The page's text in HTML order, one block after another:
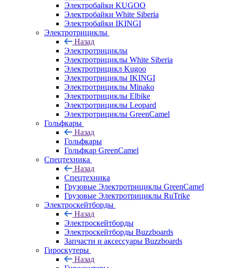
Электробайки KUGOO
Электробайки White Siberia
Электробайки IKINGI
Электротрициклы
Назад
Электротрициклы
Электротрициклы White Siberia
Электротрицикл Kugoo
Электротрициклы IKINGI
Электротрициклы Minako
Электротрициклы Elbike
Электротрициклы Leopard
Электротрициклы GreenCamel
Гольфкары
Назад
Гольфкары
Гольфкар GreenCamel
Спецтехника
Назад
Спецтехника
Грузовые Электротрициклы GreenCamel
Грузовые Электротрициклы RuTrike
Электроскейтборды
Назад
Электроскейтборды
Электроскейтборды Buzzboards
Запчасти и аксессуары Buzzboards
Гироскутеры
Назад